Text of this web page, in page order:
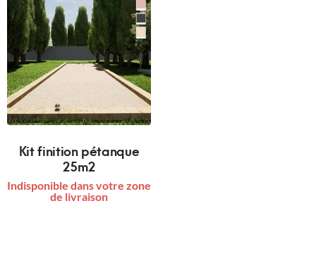
Kit finition pétanque
25m2
Indisponible dans votre zone
de livraison